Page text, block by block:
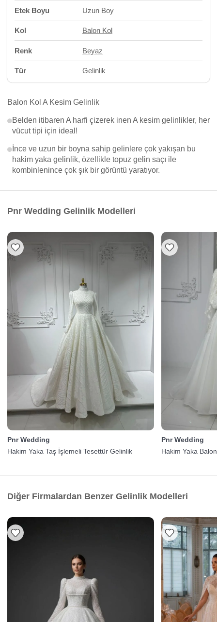
Etek Boyu Uzun Boy
Kol Balon Kol
Renk Beyaz
Tür Gelinlik
Balon Kol A Kesim Gelinlik
Belden itibaren A harfi çizerek inen A kesim gelinlikler, her
vücut tipi için ideal!
İnce ve uzun bir boyna sahip gelinlere çok yakışan bu
hakim yaka gelinlik, özellikle topuz gelin saçı ile
kombinlenince çok şık bir görüntü yaratıyor.
Pnr Wedding Gelinlik Modelleri
Pnr Wedding
Hakim Yaka Taş İşlemeli Tesettür Gelinlik
Pnr Wedding
Hakim Yaka
Diğer Firmalardan Benzer Gelinlik Modelleri